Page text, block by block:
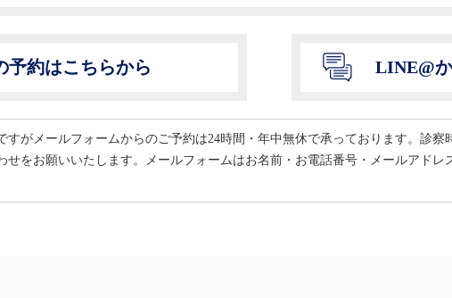
予約はこちらから LINE@
すがメールフォームからのご予約は24時間・年中無休で承っております。診察
せをお願いいたします。メールフォームはお名前・お電話番号・メールアド